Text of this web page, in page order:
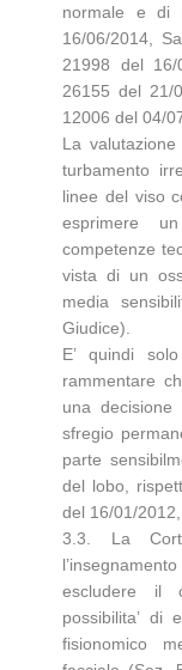
normale e di
16/06/2014,
21998 del 16/
26155 del 21/
12006 del 04/
La
turbamento
linee del viso
esprimere
competenze
vista di un
media
Giudice).
E’ quindi
rammentare
una
sfregio
parte
del lobo,
del 16/01/
3.3. La
escludere il
possibilita’ di
fisionomico